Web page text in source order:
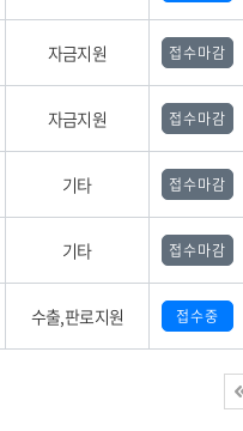
자금지원 접수마감
자금지원 접수마감
기타 접수마감
기타 접수마감
수출,판로지원 접수중